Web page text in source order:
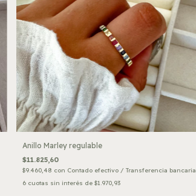
Anillo Marley regulable
$11.825,60
$9.460,48 con Contado efectivo / Transferencia bancaria
6 cuotas sin interés de $1.970,93